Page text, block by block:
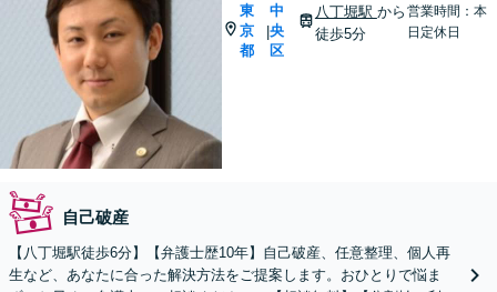
東
京
都
|
中
央
区
八丁堀駅 から
徒歩5分
営業時間：本
日定休日
自己破産
【八丁堀駅徒歩6分】【弁護士歴10年】自己破産、任意整理、個人再
生など、あなたに合った解決方法をご提案します。おひとりで悩ま